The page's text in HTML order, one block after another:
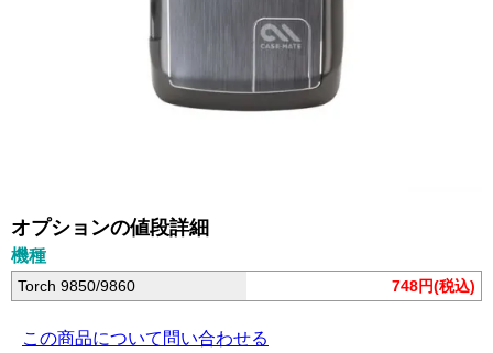
オプションの値段詳細
機種
Torch 9850/9860 748円(税込)
この商品について問い合わせる